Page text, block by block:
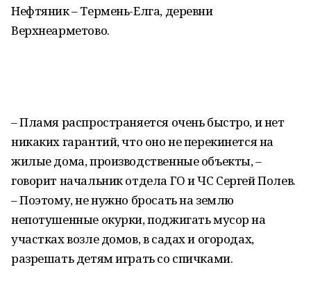
Нефтяник – Термень-Елга, деревни
Верхнеарметово.
– Пламя распространяется очень быстро, и нет
никаких гарантий, что оно не перекинется на
жилые дома, производственные объекты, –
говорит начальник отдела ГО и ЧС Сергей Полев.
– Поэтому, не нужно бросать на землю
непотушенные окурки, поджигать мусор на
участках возле домов, в садах и огородах,
разрешать детям играть со спичками.